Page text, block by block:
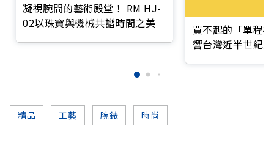
凝視腕間的藝術殿堂！ RM HJ-
02以珠寶與機械共譜時間之美
買不起的「單程
響台灣近半世紀
精品 工藝 腕錶 時尚